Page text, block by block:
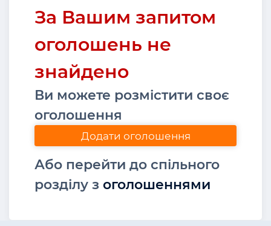
За Вашим запитом
оголошень не
знайдено
Ви можете розмістити своє
оголошення
Додати оголошення
Або перейти до спільного
розділу з оголошеннями